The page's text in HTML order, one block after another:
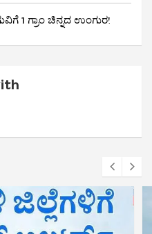
1 ಗ್ರಾಂ ಚಿನ್ನದ ಉಂಗುರ!